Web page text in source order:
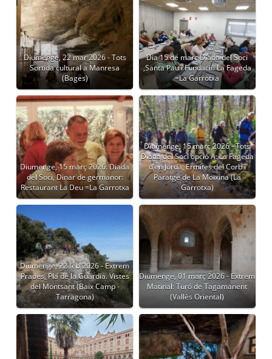
Diumenge, 22 mar 2026 - Tots
Sortida cultural a Manresa
(Bages)
Dia 15 de març Diada del Soci
,Santa Pau i Fundació La Fageda
=La Garrotxa
Diumenge, 15 març 2026: Diada
del Soci, Dinar de germanor:
Restaurant La Deu =La Garrotxa
Diumenge, 15 març 2026 - Tots
Diada del Soci opció A: La Fageda
d’en Jordà, Ermites del Corb i
Paratge de La Moixina (La
Garrotxa)
Diumenge, 22 feb 2026 - Extrem
Prades, Pla de la Guàrdia. Vistes
del Montsant (Baix Camp -
Tarragona)
Diumenge, 01 març 2026 - Extrem
Matinal: Turó de Tagamanent
(Vallès Oriental)